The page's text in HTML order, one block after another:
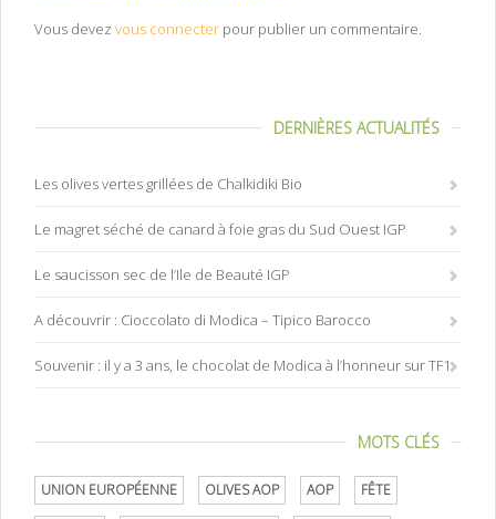
Vous devez vous connecter pour publier un commentaire.
DERNIÈRES ACTUALITÉS
Les olives vertes grillées de Chalkidiki Bio
Le magret séché de canard à foie gras du Sud Ouest IGP
Le saucisson sec de l’Ile de Beauté IGP
A découvrir : Cioccolato di Modica – Tipico Barocco
Souvenir : il y a 3 ans, le chocolat de Modica à l’honneur sur TF1
MOTS CLÉS
UNION EUROPÉENNE OLIVES AOP AOP FÊTE